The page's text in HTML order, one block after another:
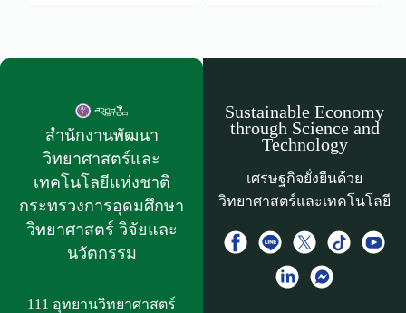
สำนักงานพัฒนา
วิทยาศาสตร์และ
เทคโนโลยีแห่งชาติ​
กระทรวงการอุดมศึกษา
วิทยาศาสตร์ วิจัยและ
นวัตกรรม
111 อุทยานวิทยาศาสตร์
Sustainable Economy
through Science and
Technology
เศรษฐกิจยั่งยืนด้วย
วิทยาศาสตร์และเทคโนโลยี